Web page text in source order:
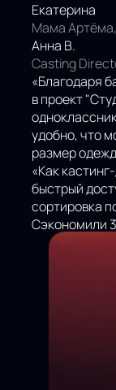
Екатерина
Мама
Анна В.
Casting
«Благодаря
в проект
удобно, что
размер
«Как
быстрый
сортировка
Сэкономили
поиска».